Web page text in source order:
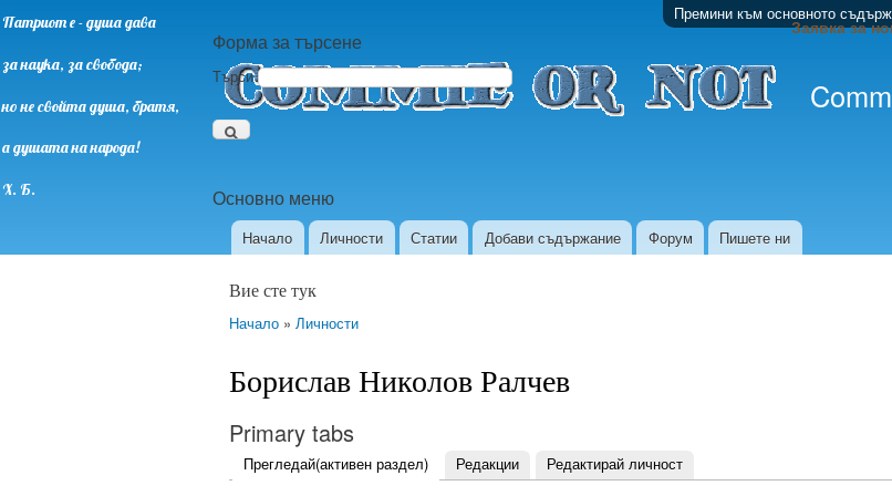
Премини към основното
Основно меню
Начало Личности Статии Добави съдържание Форум Пишете ни
Заявка за
Форма за търсене
Търси
Патриот е - душа дава
за наука, за свобода;
но не свойта душа, братя,
а душата на народа!
Х. Б.
Вие сте тук
Начало » Личности
Борислав Николов Ралчев
Primary tabs
Прегледай(активен раздел) Редакции Редактирай личност